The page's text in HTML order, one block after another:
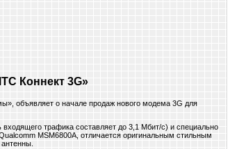
Коннект 3G»
объявляет о начале продаж нового модема 3G для
трафика составляет до 3,1 Мбит/с) и специально
MSM6800A, отличается оригинальным стильным